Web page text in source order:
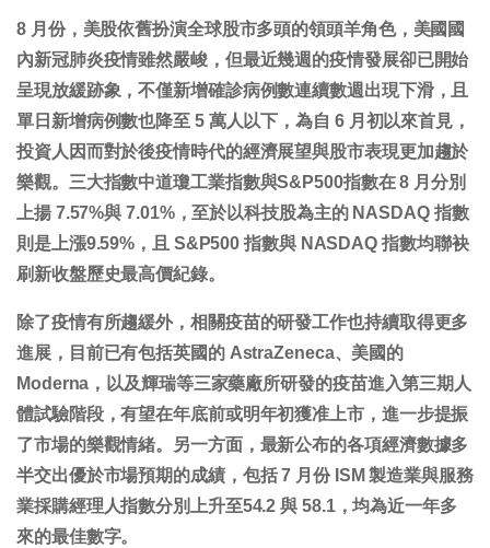
8 月份，美股依舊扮演全球股市多頭的領頭羊角色，美國國
內新冠肺炎疫情雖然嚴峻，但最近幾週的疫情發展卻已開始
呈現放緩跡象，不僅新增確診病例數連續數週出現下滑，且
單日新增病例數也降至 5 萬人以下，為自 6 月初以來首見，
投資人因而對於後疫情時代的經濟展望與股市表現更加趨於
樂觀。三大指數中道瓊工業指數與S&P500指數在 8 月分別
上揚 7.57%與 7.01%，至於以科技股為主的 NASDAQ 指數
則是上漲9.59%，且 S&P500 指數與 NASDAQ 指數均聯袂
刷新收盤歷史最高價紀錄。
除了疫情有所趨緩外，相關疫苗的研發工作也持續取得更多
進展，目前已有包括英國的 AstraZeneca、美國的
Moderna，以及輝瑞等三家藥廠所研發的疫苗進入第三期人
體試驗階段，有望在年底前或明年初獲准上市，進一步提振
了市場的樂觀情緒。另一方面，最新公布的各項經濟數據多
半交出優於市場預期的成績，包括 7 月份 ISM 製造業與服務
業採購經理人指數分別上升至54.2 與 58.1，均為近一年多
來的最佳數字。